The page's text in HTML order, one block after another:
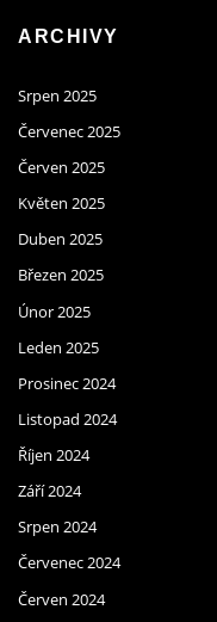
ARCHIVY
Srpen 2025
Červenec 2025
Červen 2025
Květen 2025
Duben 2025
Březen 2025
Únor 2025
Leden 2025
Prosinec 2024
Listopad 2024
Říjen 2024
Září 2024
Srpen 2024
Červenec 2024
Červen 2024